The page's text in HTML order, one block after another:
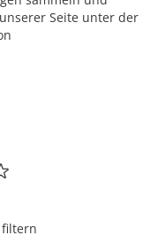
Seite unter der
filtern